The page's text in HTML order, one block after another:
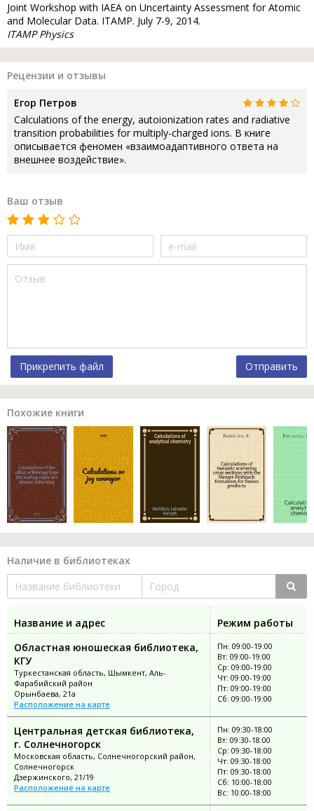
Joint Workshop with IAEA on Uncertainty Assessment for Atomic
and Molecular Data. ITAMP. July 7-9, 2014.
ITAMP Physics
Рецензии и отзывы
Егор Петров
Calculations of the energy, autoionization rates and radiative
transition probabilities for multiply-charged ions. В книге
описывается феномен «взаимоадаптивного ответа на
внешнее воздействие».
Ваш отзыв
Прикрепить файл Отправить
Похожие книги
Наличие в библиотеках
Название и адрес
Режим работы
Областная юношеская библиотека,
КГУ
Туркестанская область, Шымкент, Аль-
Фарабийский район
Орынбаева, 21а
Расположение на карте
Пн: 09:00-19:00
Вт: 09:00-19:00
Ср: 09:00-19:00
Чт: 09:00-19:00
Пт: 09:00-19:00
Сб: 09:00-19:00
Центральная детская библиотека,
г. Солнечногорск
Московская область, Солнечногорский район,
Солнечногорск
Дзержинского, 21/19
Расположение на карте
Пн: 09:30-18:00
Вт: 09:30-18:00
Ср: 09:30-18:00
Чт: 09:30-18:00
Пт: 09:30-18:00
Сб: 10:00-18:00
Вс: 10:00-18:00